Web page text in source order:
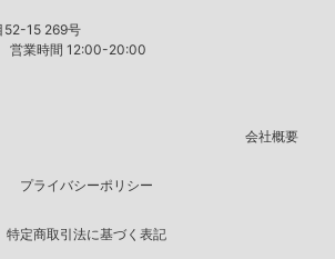
52-15 269号
業時間 12:00-20:00
会社概要
プライバシーポリシー
特定商取引法に基づく表記